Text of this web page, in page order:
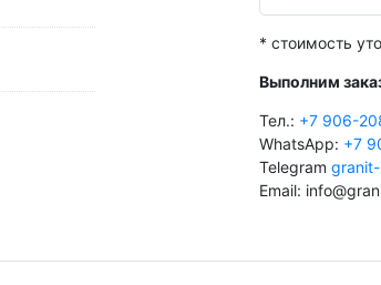
* стоимость
Выполним
Тел.: +7 906-
WhatsApp: +7
Telegram
Email: